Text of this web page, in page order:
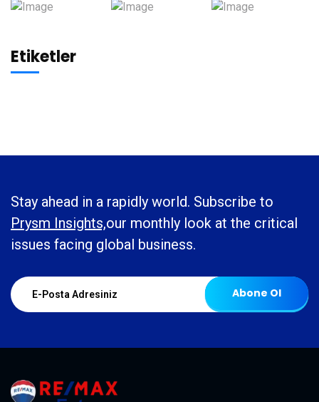
Etiketler
Stay ahead in a rapidly world. Subscribe to
Prysm Insights,our monthly look at the critical
issues facing global business.
Abone Ol